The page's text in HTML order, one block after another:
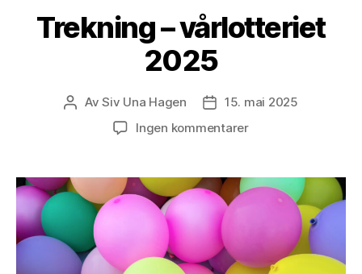
Trekning – vårlotteriet
2025
Innleggsforfatter
AvSiv Una Hagen Publiseringsdato
15. mai 2025
Ingen kommentarertil
vårlotteriet